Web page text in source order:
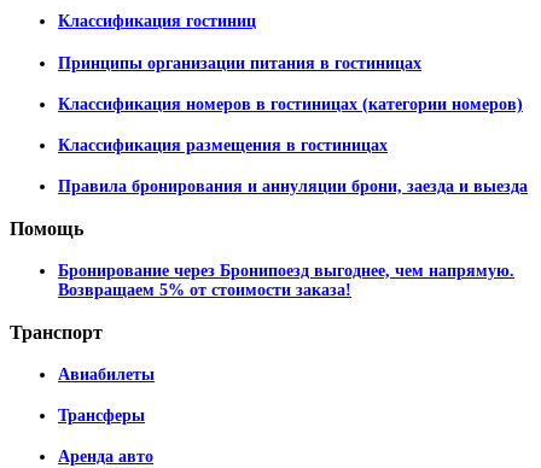
Классификация гостиниц
Принципы организации питания в гостиницах
Классификация номеров в гостиницах (категории номеров)
Классификация размещения в гостиницах
Правила бронирования и аннуляции брони, заезда и выезда
Помощь
Бронирование через Бронипоезд выгоднее, чем напрямую.
Возвращаем 5% от стоимости заказа!
Транспорт
Авиабилеты
Трансферы
Аренда авто